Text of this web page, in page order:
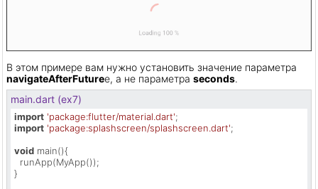
В этом примере вам нужно установить значение параметра
navigateAfterFuturee, а не параметра seconds.
main.dart (ex7)
import 'package:flutter/material.dart'
import 'package:splashscreen/splashscreen.dart';
void main(){
  runApp(MyApp());
}